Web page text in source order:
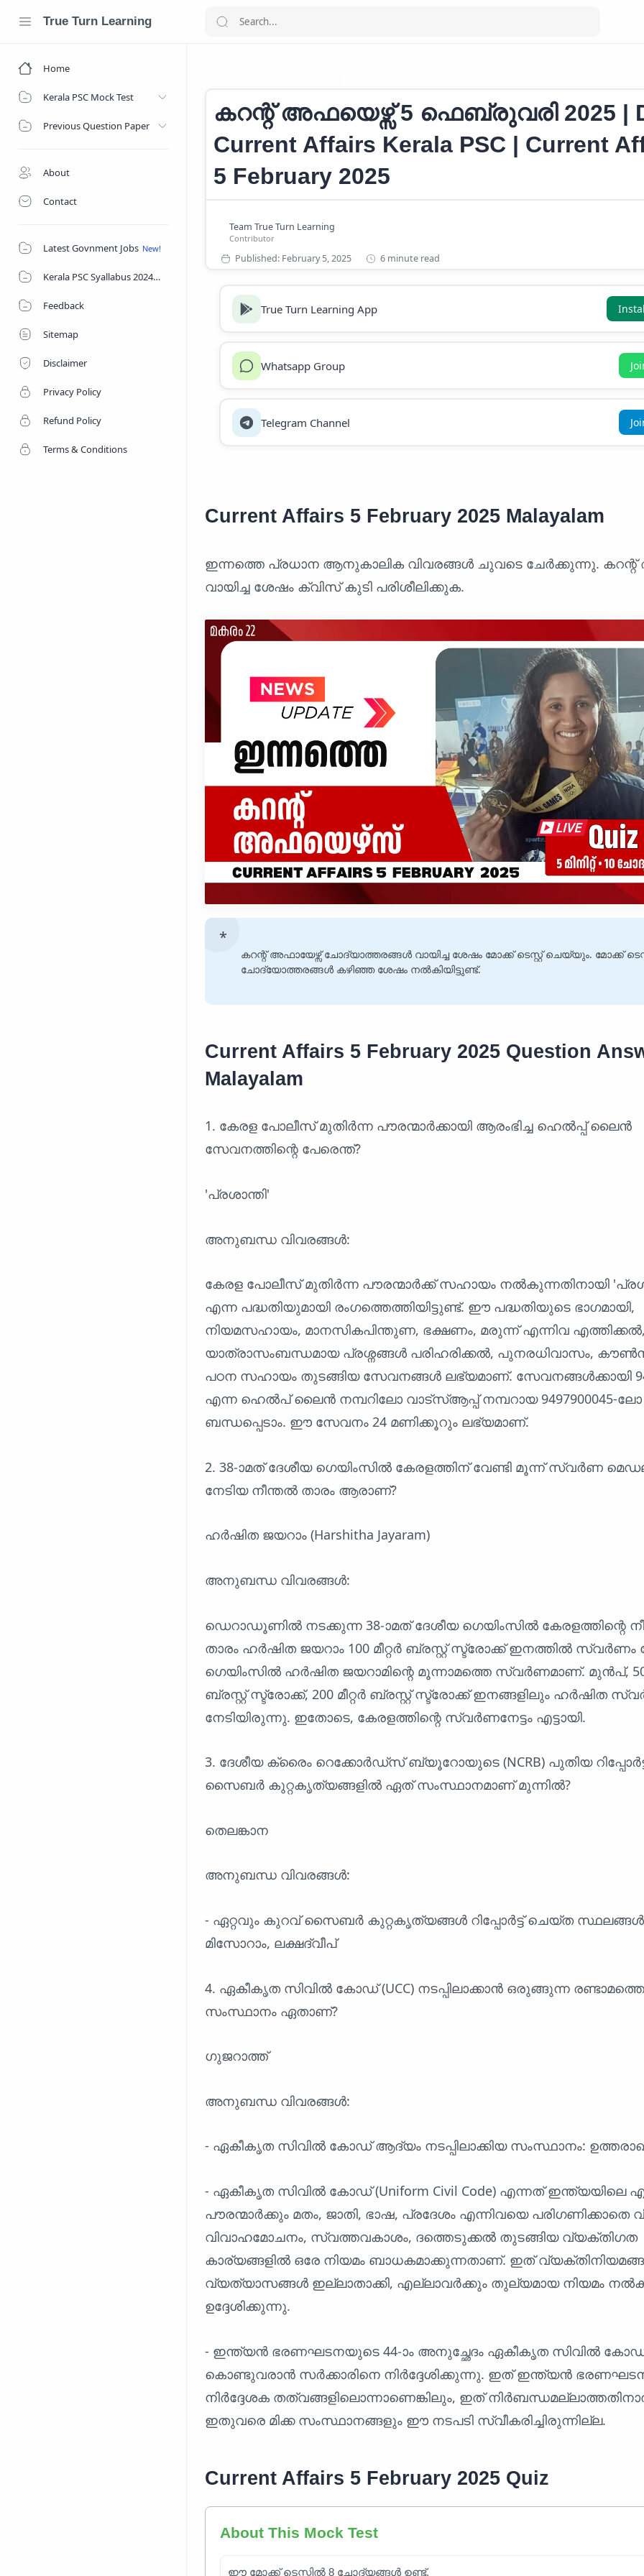
True Turn Learning
Home
Kerala PSC Mock Test
Previous Question Paper
About
Contact
Latest Govnment Jobs
Kerala PSC Syallabus 2024
Feedback
Sitemap
Disclaimer
Privacy Policy
Refund Policy
Terms & Conditions
കറന്റ് അഫയെഴ്സ് 5 ഫെബ്രുവരി 2025 |
Current Affairs Kerala PSC | Current
5 February 2025
6 minute read
True Turn Learning App
Whatsapp Group
Telegram Channel
Current Affairs 5 February 2025 Malayalam
ഇന്നത്തെ പ്രധാന ആനുകാലിക വിവരങ്ങൾ ചുവടെ ചേർക്കുന്നു. കറന്റ്
വായിച്ച ശേഷം ക്വിസ് കുടി പരിശീലിക്കുക.
കറന്റ് അഫായേഴ്സ് ചോദ്യാത്തരങ്ങൾ വായിച്ച ശേഷം മോക്ക് ടെസ്റ്റ് ചെയ്യും. മോക്ക്
ചോദ്യോത്തരങ്ങൾ കഴിഞ്ഞ ശേഷം നൽകിയിട്ടുണ്ട്.
Current Affairs 5 February 2025 Question
Malayalam
1. കേരള പോലീസ് മുതിർന്ന പൗരന്മാർക്കായി ആരംഭിച്ച ഹെൽപ്പ് ലൈൻ
സേവനത്തിന്റെ പേരെന്ത്?
'പ്രശാന്തി'
അനുബന്ധ വിവരങ്ങൾ:
കേരള പോലീസ് മുതിർന്ന പൗരന്മാർക്ക് സഹായം നൽകുന്നതിനായി
എന്ന പദ്ധതിയുമായി രംഗത്തെത്തിയിട്ടുണ്ട്. ഈ പദ്ധതിയുടെ ഭാഗമായി,
നിയമസഹായം, മാനസികപിന്തുണ, ഭക്ഷണം, മരുന്ന് എന്നിവ എത്തിക്കൽ,
യാത്രാസംബന്ധമായ പ്രശ്നങ്ങൾ പരിഹരിക്കൽ, പുനരധിവാസം,
പഠന സഹായം തുടങ്ങിയ സേവനങ്ങൾ ലഭ്യമാണ്. സേവനങ്ങൾക്കായി
എന്ന ഹെൽപ് ലൈൻ നമ്പറിലോ വാട്സ്ആപ്പ് നമ്പറായ 9497900045-ലോ
ബന്ധപ്പെടാം. ഈ സേവനം 24 മണിക്കൂറും ലഭ്യമാണ്.
2. 38-ാമത് ദേശീയ ഗെയിംസിൽ കേരളത്തിന് വേണ്ടി മൂന്ന് സ്വർണ
നേടിയ നീന്തൽ താരം ആരാണ്?
ഹർഷിത ജയറാം (Harshitha Jayaram)
അനുബന്ധ വിവരങ്ങൾ:
ഡെറാഡൂണിൽ നടക്കുന്ന 38-ാമത് ദേശീയ ഗെയിംസിൽ കേരളത്തിന്റെ
താരം ഹർഷിത ജയറാം 100 മീറ്റർ ബ്രസ്റ്റ് സ്ട്രോക്ക് ഇനത്തിൽ സ്വർണം
ഗെയിംസിൽ ഹർഷിത ജയറാമിന്റെ മൂന്നാമത്തെ സ്വർണമാണ്. മുൻപ്, 50
ബ്രസ്റ്റ് സ്ട്രോക്ക്, 200 മീറ്റർ ബ്രസ്റ്റ് സ്ട്രോക്ക് ഇനങ്ങളിലും ഹർഷിത
നേടിയിരുന്നു. ഇതോടെ, കേരളത്തിന്റെ സ്വർണനേട്ടം എട്ടായി.
3. ദേശീയ ക്രൈം റെക്കോർഡ്സ് ബ്യൂറോയുടെ (NCRB) പുതിയ
സൈബർ കുറ്റകൃത്യങ്ങളിൽ ഏത് സംസ്ഥാനമാണ് മുന്നിൽ?
തെലങ്കാന
അനുബന്ധ വിവരങ്ങൾ:
- ഏറ്റവും കുറവ് സൈബർ കുറ്റകൃത്യങ്ങൾ റിപ്പോർട്ട് ചെയ്ത
മിസോറാം, ലക്ഷദ്വീപ്
4. ഏകീകൃത സിവിൽ കോഡ് (UCC) നടപ്പിലാക്കാൻ ഒരുങ്ങുന്ന
സംസ്ഥാനം ഏതാണ്?
ഗുജറാത്ത്
അനുബന്ധ വിവരങ്ങൾ:
- ഏകീകൃത സിവിൽ കോഡ് ആദ്യം നടപ്പിലാക്കിയ സംസ്ഥാനം:
- ഏകീകൃത സിവിൽ കോഡ് (Uniform Civil Code) എന്നത് ഇന്ത്യയിലെ
പൗരന്മാർക്കും മതം, ജാതി, ഭാഷ, പ്രദേശം എന്നിവയെ പരിഗണിക്കാതെ
വിവാഹമോചനം, സ്വത്തവകാശം, ദത്തെടുക്കൽ തുടങ്ങിയ വ്യക്തിഗത
കാര്യങ്ങളിൽ ഒരേ നിയമം ബാധകമാക്കുന്നതാണ്. ഇത്
വ്യത്യാസങ്ങൾ ഇല്ലാതാക്കി, എല്ലാവർക്കും തുല്യമായ നിയമം
ഉദ്ദേശിക്കുന്നു.
- ഇന്ത്യൻ ഭരണഘടനയുടെ 44-ാം അനുച്ഛേദം ഏകീകൃത സിവിൽ
കൊണ്ടുവരാൻ സർക്കാരിനെ നിർദ്ദേശിക്കുന്നു. ഇത് ഇന്ത്യൻ
നിർദ്ദേശക തത്വങ്ങളിലൊന്നാണെങ്കിലും, ഇത്
ഇതുവരെ മിക്ക സംസ്ഥാനങ്ങളും ഈ നടപടി സ്വീകരിച്ചിരുന്നില്ല.
Current Affairs 5 February 2025 Quiz
About This Mock Test
ഈ മോക്ക് ടെസ്റ്റിൽ 8 ചോദ്യങ്ങൾ ഉണ്ട്.